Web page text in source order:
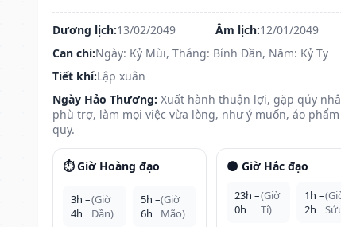
Dương lịch:13/02/2049 Âm lịch:12/01/2049
Can chi:Ngày: Kỷ Mùi, Tháng: Bính Dần, Năm: Kỷ Tỵ
Tiết khí:Lập xuân
Ngày Hảo Thương: Xuất hành thuận lợi, gặp qúy
phù trợ, làm mọi việc vừa lòng, như ý muốn, áo
quy.
⏱️ Giờ Hoàng đạo
3h –
4h
(Giờ
Dần)
5h –
6h
(Giờ
Mão)
🌑 Giờ Hắc đạo
23h –
0h
(Giờ
Tí)
1h –
2h